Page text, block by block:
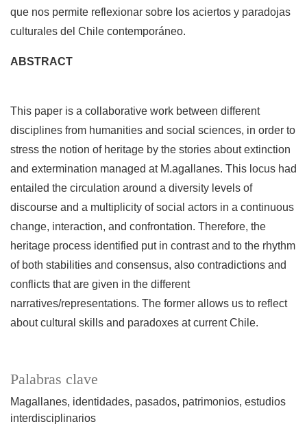
Palabras clave
Magallanes identidades pasados patrimonios estudios
interdisciplinarios
que nos permite reflexionar sobre los aciertos y paradojas
culturales del Chile contemporáneo.
ABSTRACT
This paper is a collaborative work between different
disciplines from humanities and social sciences, in order to
stress the notion of heritage by the stories about extinction
and extermination managed at M.agallanes. This locus had
entailed the circulation around a diversity levels of
discourse and a multiplicity of social actors in a continuous
change, interaction, and confrontation. Therefore, the
heritage process identified put in contrast and to the rhythm
of both stabilities and consensus, also contradictions and
conflicts that are given in the different
narratives/representations. The former allows us to reflect
about cultural skills and paradoxes at current Chile.